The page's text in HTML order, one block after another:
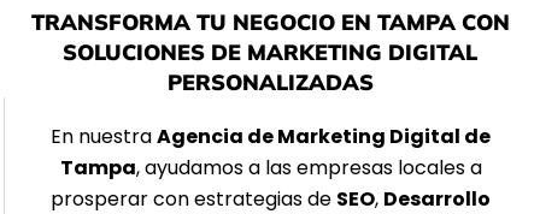
TRANSFORMA TU NEGOCIO EN TAMPA CON
SOLUCIONES DE MARKETING DIGITAL
PERSONALIZADAS
En nuestraAgencia de Marketing Digital de
Tampa, ayudamos a las empresas locales a
prosperar con estrategias de SEO, Desarrollo